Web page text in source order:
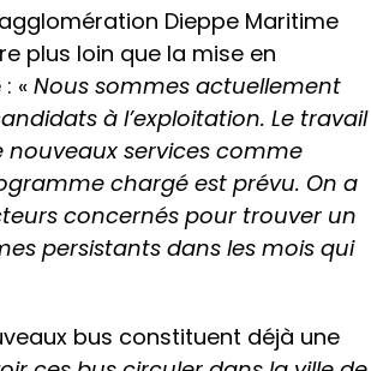
Dieppe Maritime
plus loin que la mise en
« Nous sommes actuellement
à l’exploitation. Le travail
nouveaux services comme
chargé est prévu. On a
concernés pour trouver un
persistants dans les mois qui
bus constituent déjà une